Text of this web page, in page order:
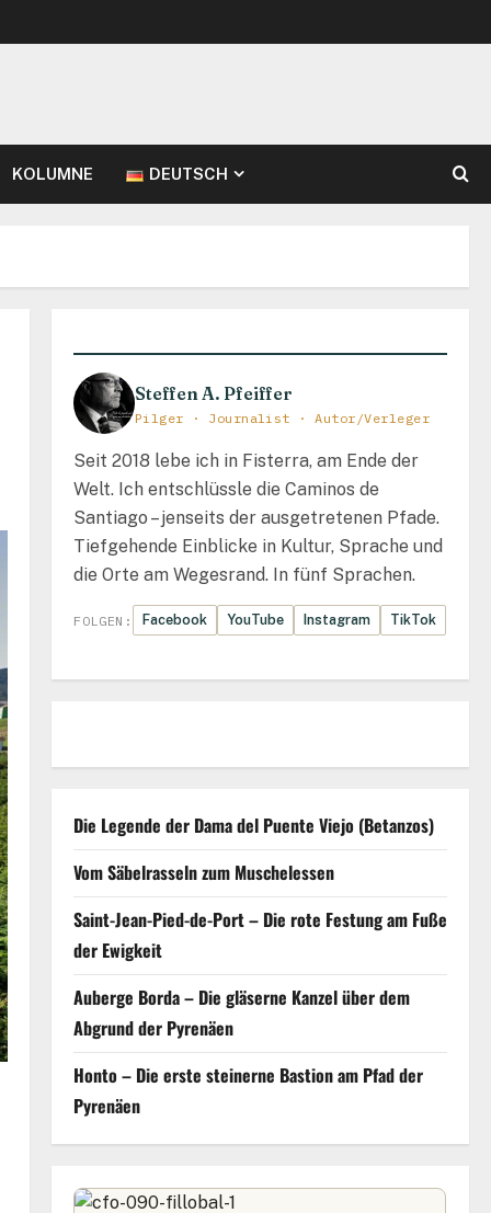
KOLUMNE DEUTSCH
Steffen A. Pfeiffer
Pilger · Journalist · Autor/Verleger
Seit 2018 lebe ich in Fisterra, am Ende der
Welt. Ich entschlüssle die Caminos de
Santiago – jenseits der ausgetretenen Pfade.
Tiefgehende Einblicke in Kultur, Sprache und
die Orte am Wegesrand. In fünf Sprachen.
FOLGEN: Facebook YouTube Instagram TikTok
Die Legende der Dama del Puente Viejo (Betanzos)
Vom Säbelrasseln zum Muschelessen
Saint-Jean-Pied-de-Port – Die rote Festung am Fuße
der Ewigkeit
Auberge Borda – Die gläserne Kanzel über dem
Abgrund der Pyrenäen
Honto – Die erste steinerne Bastion am Pfad der
Pyrenäen